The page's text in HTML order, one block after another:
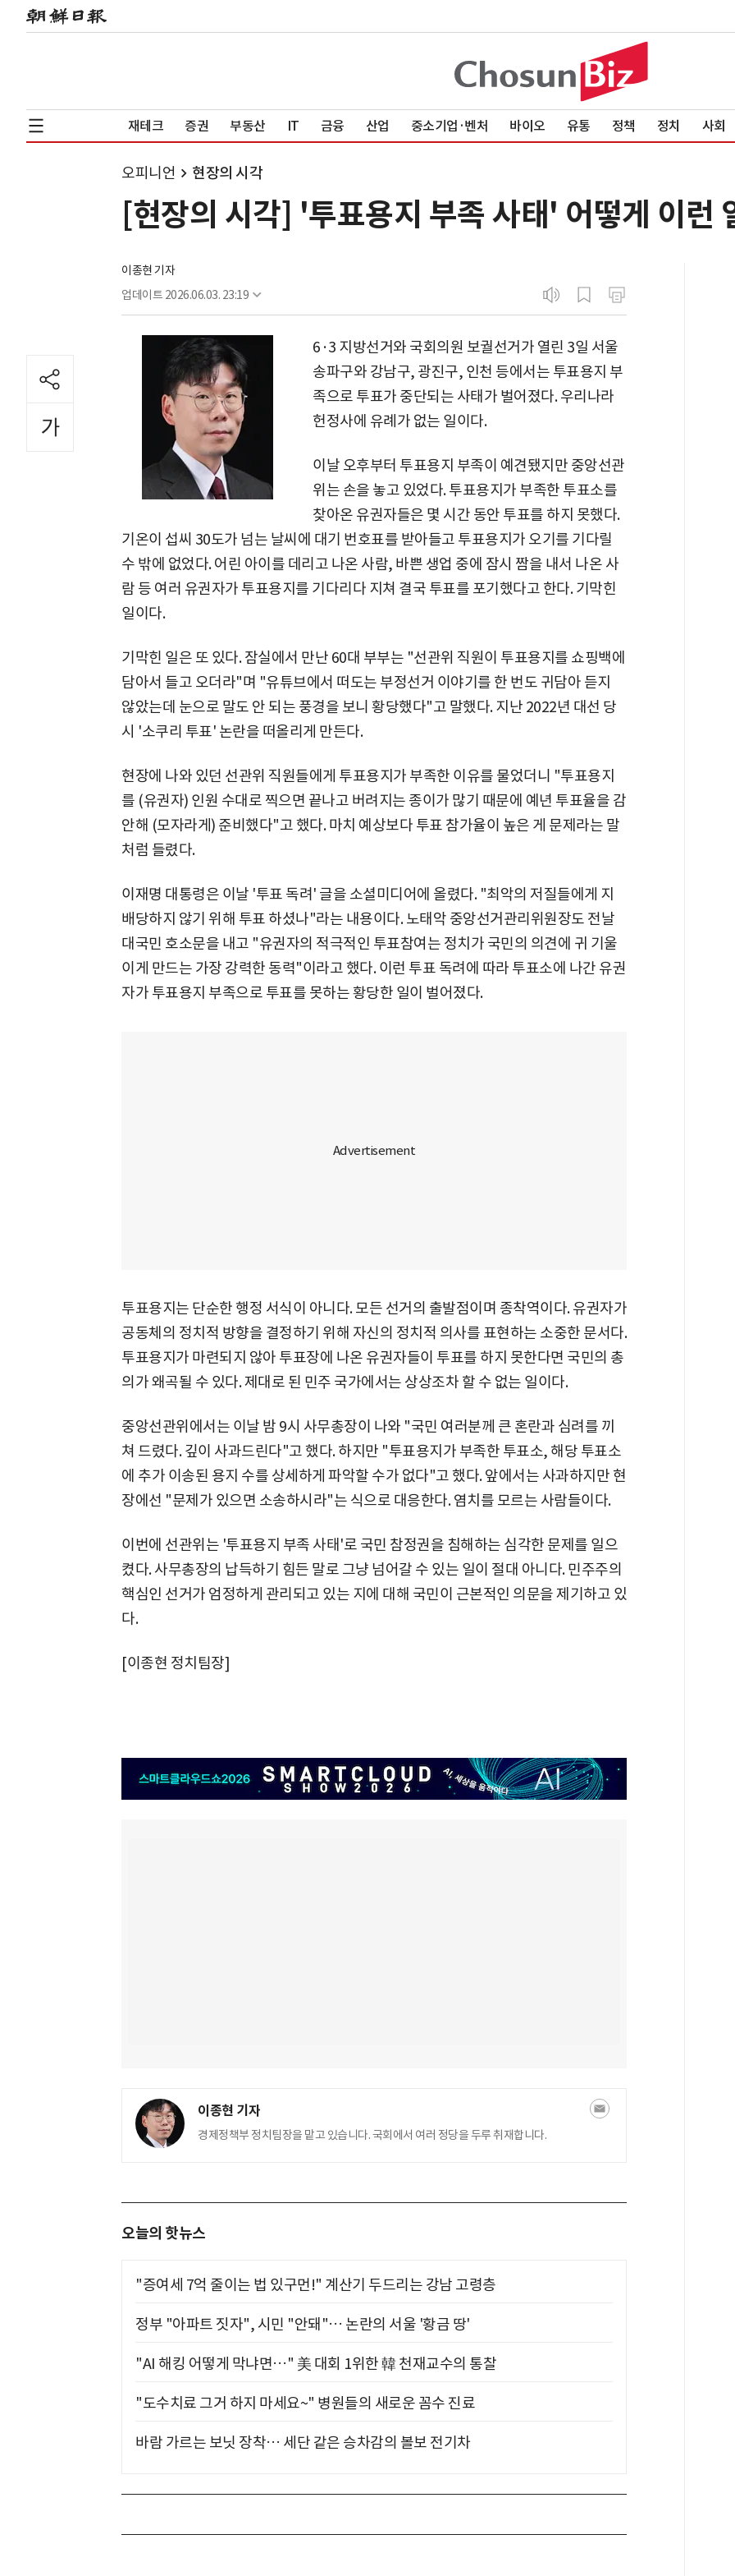
재테크 증권 부동산 IT 금융 산업 중소기업·벤처 바이오 유통 정책 정치 사회
오피니언 현장의 시각
[현장의 시각] '투표용지 부족 사태' 어떻게 이런
이종현 기자
업데이트 2026.06.03. 23:19
6·3 지방선거와 국회의원 보궐선거가 열린 3일 서울
송파구와 강남구, 광진구, 인천 등에서는 투표용지 부
족으로 투표가 중단되는 사태가 벌어졌다. 우리나라
헌정사에 유례가 없는 일이다.
이날 오후부터 투표용지 부족이 예견됐지만 중앙선관
위는 손을 놓고 있었다. 투표용지가 부족한 투표소를
찾아온 유권자들은 몇 시간 동안 투표를 하지 못했다.
기온이 섭씨 30도가 넘는 날씨에 대기 번호표를 받아들고 투표용지가 오기를 기다릴
수 밖에 없었다. 어린 아이를 데리고 나온 사람, 바쁜 생업 중에 잠시 짬을 내서 나온 사
람 등 여러 유권자가 투표용지를 기다리다 지쳐 결국 투표를 포기했다고 한다. 기막힌
일이다.
기막힌 일은 또 있다. 잠실에서 만난 60대 부부는 "선관위 직원이 투표용지를 쇼핑백에
담아서 들고 오더라"며 "유튜브에서 떠도는 부정선거 이야기를 한 번도 귀담아 듣지
않았는데 눈으로 말도 안 되는 풍경을 보니 황당했다"고 말했다. 지난 2022년 대선 당
시 '소쿠리 투표' 논란을 떠올리게 만든다.
현장에 나와 있던 선관위 직원들에게 투표용지가 부족한 이유를 물었더니 "투표용지
를 (유권자) 인원 수대로 찍으면 끝나고 버려지는 종이가 많기 때문에 예년 투표율을 감
안해 (모자라게) 준비했다"고 했다. 마치 예상보다 투표 참가율이 높은 게 문제라는 말
처럼 들렸다.
이재명 대통령은 이날 '투표 독려' 글을 소셜미디어에 올렸다. "최악의 저질들에게 지
배당하지 않기 위해 투표 하셨나"라는 내용이다. 노태악 중앙선거관리위원장도 전날
대국민 호소문을 내고 "유권자의 적극적인 투표참여는 정치가 국민의 의견에 귀 기울
이게 만드는 가장 강력한 동력"이라고 했다. 이런 투표 독려에 따라 투표소에 나간 유권
자가 투표용지 부족으로 투표를 못하는 황당한 일이 벌어졌다.
투표용지는 단순한 행정 서식이 아니다. 모든 선거의 출발점이며 종착역이다. 유권자가
공동체의 정치적 방향을 결정하기 위해 자신의 정치적 의사를 표현하는 소중한 문서다.
투표용지가 마련되지 않아 투표장에 나온 유권자들이 투표를 하지 못한다면 국민의 총
의가 왜곡될 수 있다. 제대로 된 민주 국가에서는 상상조차 할 수 없는 일이다.
중앙선관위에서는 이날 밤 9시 사무총장이 나와 "국민 여러분께 큰 혼란과 심려를 끼
쳐 드렸다. 깊이 사과드린다"고 했다. 하지만 "투표용지가 부족한 투표소, 해당 투표소
에 추가 이송된 용지 수를 상세하게 파악할 수가 없다"고 했다. 앞에서는 사과하지만 현
장에선 "문제가 있으면 소송하시라"는 식으로 대응한다. 염치를 모르는 사람들이다.
이번에 선관위는 '투표용지 부족 사태'로 국민 참정권을 침해하는 심각한 문제를 일으
켰다. 사무총장의 납득하기 힘든 말로 그냥 넘어갈 수 있는 일이 절대 아니다. 민주주의
핵심인 선거가 엄정하게 관리되고 있는 지에 대해 국민이 근본적인 의문을 제기하고 있
다.
[이종현 정치팀장]
이종현 기자
경제정책부 정치팀장을 맡고 있습니다. 국회에서 여러 정당을 두루 취재합니다.
오늘의 핫뉴스
"증여세 7억 줄이는 법 있구먼!" 계산기 두드리는 강남 고령층
정부 "아파트 짓자", 시민 "안돼"… 논란의 서울 '황금 땅'
"AI 해킹 어떻게 막냐면…" 美 대회 1위한 韓 천재교수의 통찰
"도수치료 그거 하지 마세요~" 병원들의 새로운 꼼수 진료
바람 가르는 보닛 장착… 세단 같은 승차감의 볼보 전기차